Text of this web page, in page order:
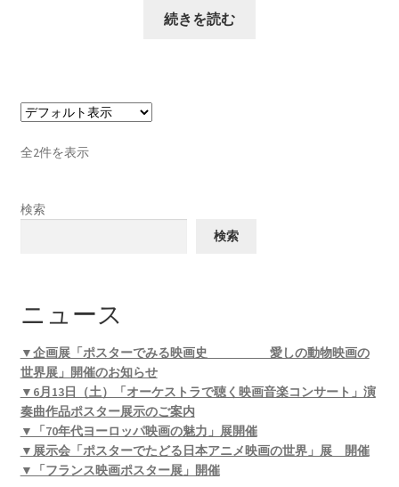
続きを読む
全2件を表示
検索
検索
ニュース
▼企画展「ポスターでみる映画史 愛しの動物映画の
世界展」開催のお知らせ
▼6月13日（土）「オーケストラで聴く映画音楽コンサート」演
奏曲作品ポスター展示のご案内
▼「70年代ヨーロッパ映画の魅力」展開催
▼展示会「ポスターでたどる日本アニメ映画の世界」展 開催
▼「フランス映画ポスター展」開催